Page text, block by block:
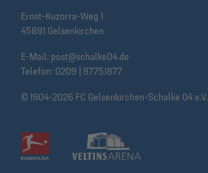
Ernst-Kuzorra-Weg 1
45891 Gelsenkirchen
E-Mail: post@schalke04.de
Telefon: 0209 | 97751877
© 1904-2026 FC Gelsenkirchen-Schalke 04 e.V.